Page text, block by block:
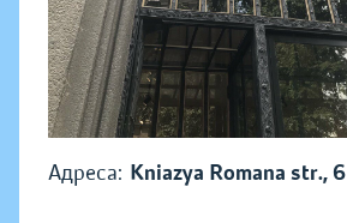
Адреса: Kniazya Romana str., 6